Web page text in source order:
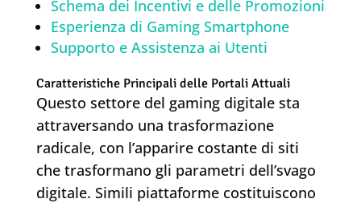
Schema dei Incentivi e delle Promozioni
Esperienza di Gaming Smartphone
Supporto e Assistenza ai Utenti
Caratteristiche Principali delle Portali Attuali
Questo settore del gaming digitale sta
attraversando una trasformazione
radicale, con l’apparire costante di siti
che trasformano gli parametri dell’svago
digitale. Simili piattaforme costituiscono